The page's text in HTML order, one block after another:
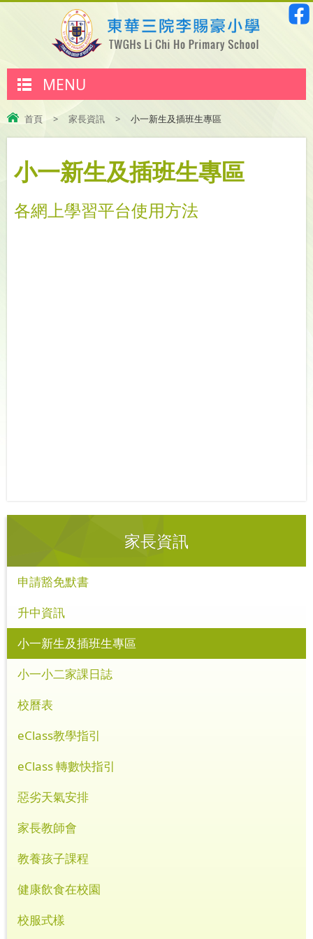
MENU
首頁 > 家長資訊 > 小一新生及插班生專區
小一新生及插班生專區
各網上學習平台使用方法
家長資訊
申請豁免默書
升中資訊
小一新生及插班生專區
小一小二家課日誌
校曆表
eClass教學指引
eClass 轉數快指引
惡劣天氣安排
家長教師會
教養孩子課程
健康飲食在校園
校服式樣